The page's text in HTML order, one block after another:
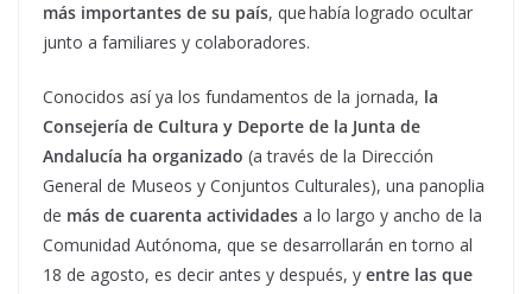
más importantes de su país, que había logrado ocultar
junto a familiares y colaboradores.
Conocidos así ya los fundamentos de la jornada, la
Consejería de Cultura y Deporte de la Junta de
Andalucía ha organizado (a través de la Dirección
General de Museos y Conjuntos Culturales), una panoplia
de más de cuarenta actividades a lo largo y ancho de la
Comunidad Autónoma, que se desarrollarán en torno al
18 de agosto, es decir antes y después, y entre las que